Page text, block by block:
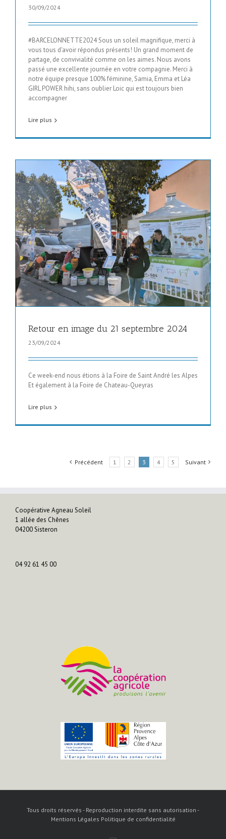
30/09/2024
#BARCELONNETTE2024 Sous un soleil magnifique, merci à
vous tous d'avoir répondus présents! Un grand moment de
partage, de convivialité comme on les aimes. Nous avons
passé une excellente journée en votre compagnie. Merci à
notre équipe presque 100% féminine, Samia, Emma et Léa
GIRL POWER hihi, sans oublier Loic qui est toujours bien
accompagner
Lire plus
Retour en image du 21 septembre 2024
23/09/2024
Ce week-end nous étions à la Foire de Saint André les Alpes
Et également à la Foire de Chateau-Queyras
Lire plus
Précédent 1 2 3 4 5 Suivant
Coopérative Agneau Soleil
1 allée des Chênes
04200 Sisteron
04 92 61 45 00
Tous droits réservés - Reproduction interdite sans autorisation -
Mentions Légales Politique de confidentialité